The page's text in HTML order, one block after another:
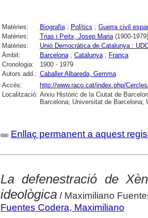
Matèries: Biografia; Polítics ; Guerra civil
Matèries:
Trias i Peitx, Josep Maria(1900-1979)
Matèries:
Unió Democràtica de Catalunya :
Àmbit:
Barcelona; Catalunya; França
Cronologia:
1900 - 1979
Autors add.: Caballer Albareda, Gemma
Accés:
http://www.raco.cat/index.php/
Localització: Arxiu Històric de la Ciutat de
Barcelona; Universitat de Barcelona;
Enllaç permanent a aquest
La defenestració de
ideològica/ Maximiliano
Fuentes Codera, Maximiliano